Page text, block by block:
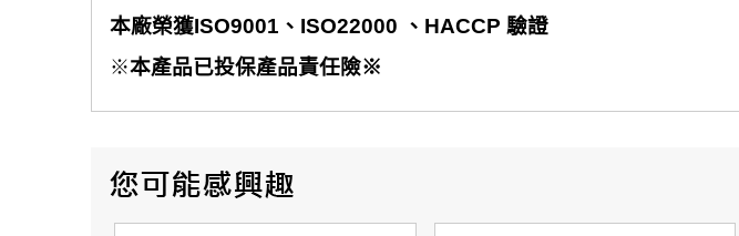
本廠榮獲ISO9001 、 ISO22000 、 HACCP驗證
※本產品已投保產品責任險※